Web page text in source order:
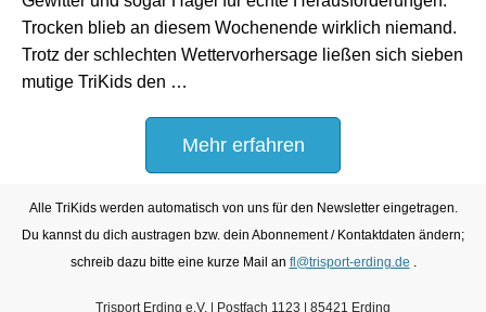
Trocken blieb an diesem Wochenende wirklich niemand.
Trotz der schlechten Wettervorhersage ließen sich sieben
mutige TriKids den …
Mehr erfahren
Alle TriKids werden automatisch von uns für den Newsletter eingetragen.
Du kannst du dich austragen bzw. dein Abonnement / Kontaktdaten ändern;
schreib dazu bitte eine kurze Mail an fl@trisport-erding.de .
Trisport Erding e.V. | Postfach 1123 | 85421 Erding